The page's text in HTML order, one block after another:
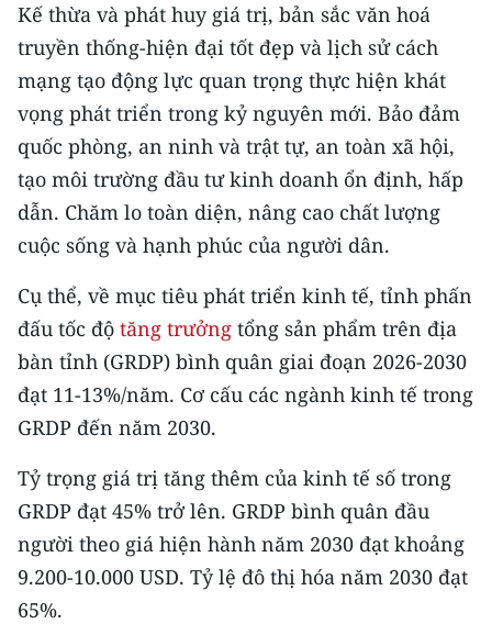
Media Chính trị
Media Kinh tế
Media Văn hóa
Media Xã hội
Media Pháp luật
Media Du lịch
Media Thế giới
Media Thể thao
Media Giáo dục
Media Khoa học - Công nghệ
Media Môi trường
Ảnh
Kế thừa và phát huy giá trị, bản sắc văn hoá
truyền thống-hiện đại tốt đẹp và lịch sử cách
mạng tạo động lực quan trọng thực hiện khát
vọng phát triển trong kỷ nguyên mới. Bảo đảm
quốc phòng, an ninh và trật tự, an toàn xã hội,
tạo môi trường đầu tư kinh doanh ổn định, hấp
dẫn. Chăm lo toàn diện, nâng cao chất lượng
cuộc sống và hạnh phúc của người dân.
Cụ thể, về mục tiêu phát triển kinh tế, tỉnh phấn
đấu tốc độ tăng trưởng tổng sản phẩm trên địa
bàn tỉnh (GRDP) bình quân giai đoạn 2026-2030
đạt 11-13%/năm. Cơ cấu các ngành kinh tế trong
GRDP đến năm 2030.
Tỷ trọng giá trị tăng thêm của kinh tế số trong
GRDP đạt 45% trở lên. GRDP bình quân đầu
người theo giá hiện hành năm 2030 đạt khoảng
9.200-10.000 USD. Tỷ lệ đô thị hóa năm 2030 đạt
65%.